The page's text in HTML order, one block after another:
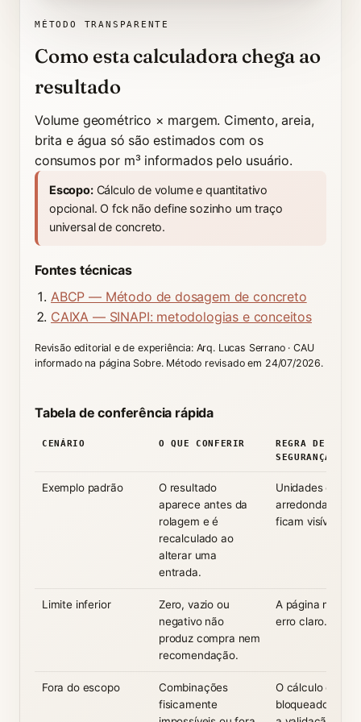
MÉTODO TRANSPARENTE
Como esta calculadora chega ao
resultado
Volume geométrico × margem. Cimento, areia,
brita e água só são estimados com os
consumos por m³ informados pelo usuário.
Escopo:Cálculo de volume e quantitativo
opcional. O fck não define sozinho um traço
universal de concreto.
Fontes técnicas
ABCP — Método de dosagem de concreto
CAIXA — SINAPI: metodologias e conceitos
Revisão editorial e de experiência: Arq. Lucas Serrano · CAU
informado na página Sobre. Método revisado em 24/07/2026.
Tabela de conferência rápida
CENÁRIO O QUE CONFERIR
REGRA DE
SEGURANÇA
Exemplo padrão
O resultado
aparece antes da
rolagem e é
recalculado ao
alterar uma
entrada.
Unidades e
ficam visíveis.
Limite inferior
Zero, vazio ou
negativo não
produz compra nem
recomendação.
A página mostra
erro claro.
Fora do escopo
Combinações
fisicamente
O cálculo é
bloqueado e